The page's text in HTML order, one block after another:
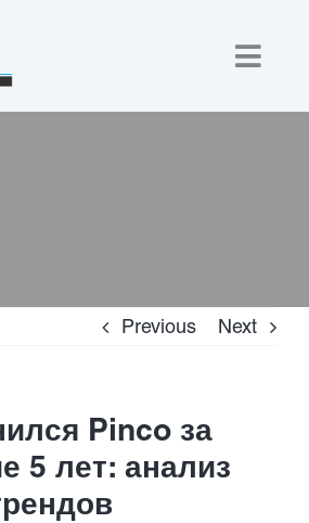
Previous Next
Pinco за
5 лет: анализ